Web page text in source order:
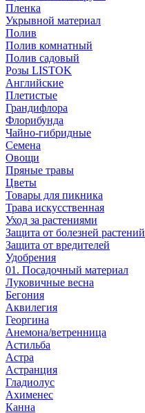
Пленка
Укрывной материал
Полив
Полив комнатный
Полив садовый
Розы LISTOK
Английские
Плетистые
Грандифлора
Флорибунда
Чайно-гибридные
Семена
Овощи
Пряные травы
Цветы
Товары для пикника
Трава искусственная
Уход за растениями
Защита от болезней растений
Защита от вредителей
Удобрения
01. Посадочный материал
Луковичные весна
Бегония
Аквилегия
Георгина
Анемона/ветренница
Астильба
Астра
Астранция
Гладиолус
Ахименес
Канна